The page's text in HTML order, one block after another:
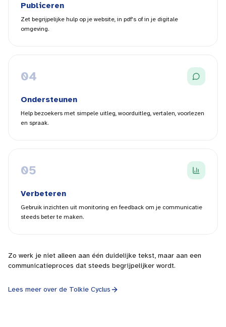
Publiceren
Zet begrijpelijke hulp op je website, in pdf's of in je digitale
omgeving.
04
Ondersteunen
Help bezoekers met simpele uitleg, woorduitleg, vertalen, voorlezen
en spraak.
05
Verbeteren
Gebruik inzichten uit monitoring en feedback om je communicatie
steeds beter te maken.
Zo werk je niet alleen aan één duidelijke tekst, maar aan een
communicatieproces dat steeds begrijpelijker wordt.
Lees meer over de Tolkie Cyclus